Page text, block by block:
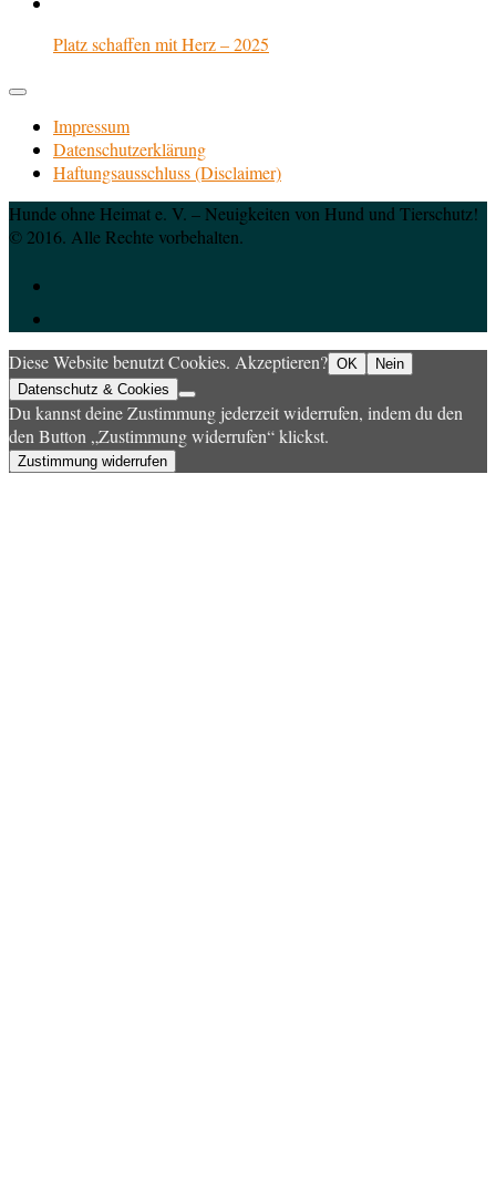
Platz schaffen mit Herz – 2025
Impressum
Datenschutzerklärung
Haftungsausschluss (Disclaimer)
Hunde ohne Heimat e. V. – Neuigkeiten von Hund und Tierschutz!
© 2016. Alle Rechte vorbehalten.
Diese Website benutzt Cookies. Akzeptieren? OK
Nein
Datenschutz & Cookies
Du kannst deine Zustimmung jederzeit widerrufen, indem du den
den Button „Zustimmung widerrufen“ klickst.
Zustimmung widerrufen